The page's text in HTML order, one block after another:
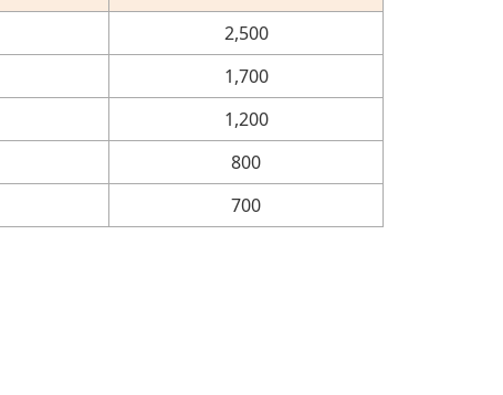
2,500
1,700
1,200
800
700